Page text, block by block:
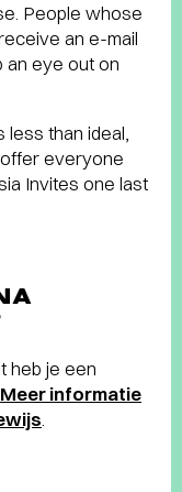
People whose
an e-mail
an eye out on
than ideal,
everyone
Invites one last
heb je een
Meer informatie